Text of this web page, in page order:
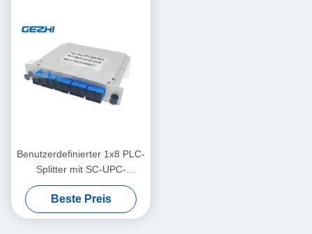
Benutzerdefinierter 1x8 PLC-
Splitter mit SC-UPC-
Anschlüssen für GEPON-
Netzwerke
Beste Preis